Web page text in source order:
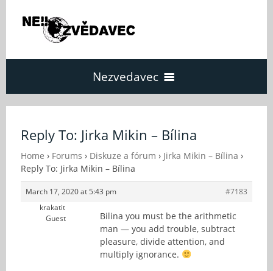
Nezvedavec
Fórum
O Nezvědavci
Kontakt
Reply To: Jirka Mikin – Bílina
Home › Forums › Diskuze a fórum › Jirka Mikin – Bílina ›
Reply To: Jirka Mikin – Bílina
March 17, 2020 at 5:43 pm
#7183
krakatit
Guest
Bilina you must be the arithmetic
man — you add trouble, subtract
pleasure, divide attention, and
multiply ignorance.